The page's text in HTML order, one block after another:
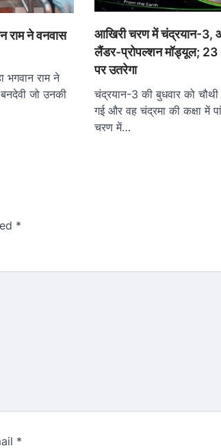
राम ने वनवास
भगवान राम ने
जो उनकी
आखिरी चरण में चंद्रयान-3,
लैंडर-प्रोपल्शन मॉड्यूल; 23
पर उतरेगा
चंद्रयान-3 की बुधवार को चौथी
गई और वह चंद्रमा की कक्षा में
चरण में…
*
*